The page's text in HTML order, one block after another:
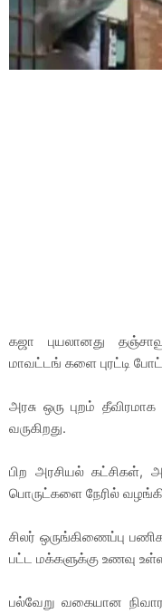
கஜா புயலானது
மாவட்டங் களை புரட்டி
அரசு ஒரு புறம்
வருகிறது.
பிற அரசியல் கட்சிகள்,
பொருட்களை நேரில்
சிலர் ஒருங்கிணைப்பு
பட்ட மக்களுக்கு உணவு
பல்வேறு வகையான